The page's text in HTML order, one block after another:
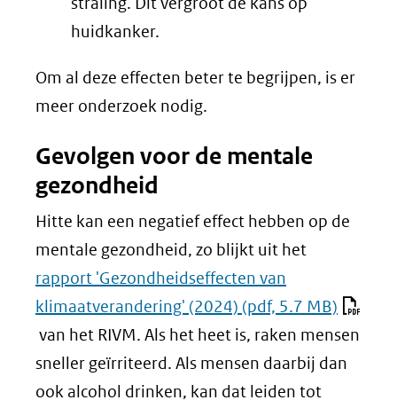
huidkanker.
Om al deze effecten beter te begrijpen, is er
meer onderzoek nodig.
Gevolgen voor de mentale
gezondheid
Hitte kan een negatief effect hebben op de
mentale gezondheid, zo blijkt uit het
rapport 'Gezondheidseffecten van
klimaatverandering' (2024) (pdf, 5.7 MB)
van het RIVM. Als het heet is, raken mensen
sneller geïrriteerd. Als mensen daarbij dan
ook alcohol drinken, kan dat leiden tot